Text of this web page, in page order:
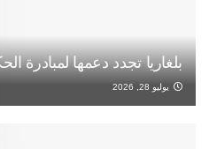
بلغاريا تجدد دعمها لمبادرة
يوليو 28, 2026